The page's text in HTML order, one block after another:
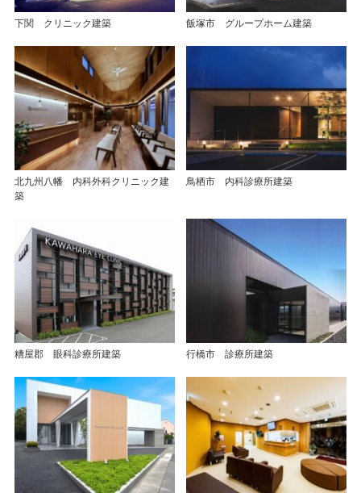
下関 クリニック建築 飯塚市 グループホーム建築
北九州八幡 内科外科クリニック建
築
鳥栖市 内科診療所建築
糟屋郡 眼科診療所建築 行橋市 診療所建築